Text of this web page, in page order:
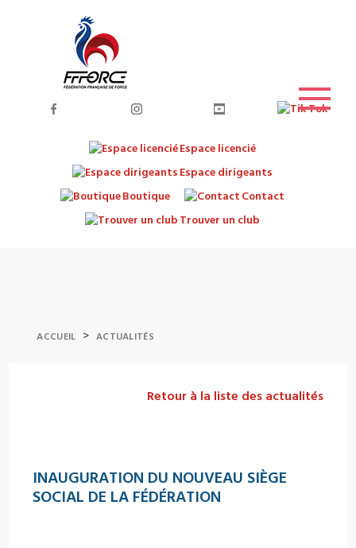
Espace licencié
Espace dirigeants
Boutique
Contact
Trouver un club
ACCUEIL > ACTUALITÉS
Retour à la liste des actualités
INAUGURATION DU NOUVEAU SIÈGE
SOCIAL DE LA FÉDÉRATION